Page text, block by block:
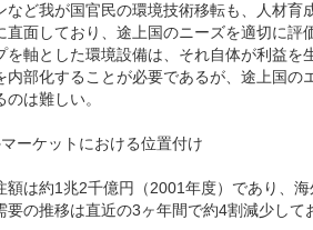
など我が国官民の環境技術移転も、人材育
直面しており、途上国のニーズを適切に
を軸とした環境設備は、それ自体が利益
内部化することが必要であるが、途上国の
は難しい。
ーケットにおける位置付け
は約1兆2千億円（2001年度）であり、
要の推移は直近の3ヶ年間で約4割減少し